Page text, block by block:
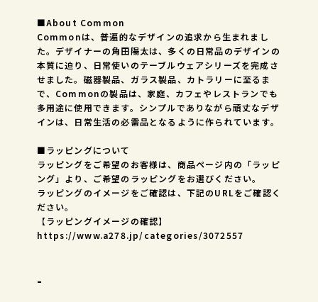
■About Common
Commonは、普遍的なデザインの追求から生まれまし
た。デザイナーの角田陽太は、多くの日常品のデザインの
本質に迫り、日常使いのテーブルウェアシリーズを完成さ
せました。磁器製品、ガラス製品、カトラリーに至るま
で、Commonの製品は、家庭、カフェやレストランでも
多用途に使用できます。シンプルでありながら頑丈なデザ
インは、日常生活の必需品となるように作られています。
■ラッピングについて
ラッピングをご希望のお客様は、商品ページ内の「ラッピ
ング」より、ご希望のラッピングをお選びください。
ラッピングのイメージをご確認は、下記のURLをご確認く
ださい。
【ラッピングイメージの確認】
https://www.a278.jp/categories/3072557
-